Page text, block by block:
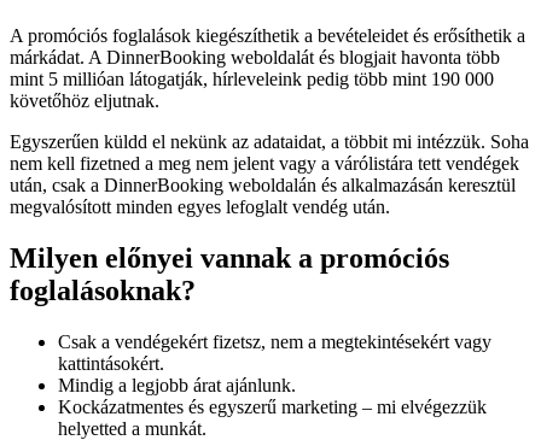
A promóciós foglalások kiegészíthetik a bevételeidet és erősíthetik a
márkádat. A DinnerBooking weboldalát és blogjait havonta több
mint 5 millióan látogatják, hírleveleink pedig több mint 190 000
követőhöz eljutnak.
Egyszerűen küldd el nekünk az adataidat, a többit mi intézzük. Soha
nem kell fizetned a meg nem jelent vagy a várólistára tett vendégek
után, csak a DinnerBooking weboldalán és alkalmazásán keresztül
megvalósított minden egyes lefoglalt vendég után.
Milyen előnyei vannak a promóciós
foglalásoknak?
Csak a vendégekért fizetsz, nem a megtekintésekért vagy
kattintásokért.
Mindig a legjobb árat ajánlunk.
Kockázatmentes és egyszerű marketing – mi elvégezzük
helyetted a munkát.